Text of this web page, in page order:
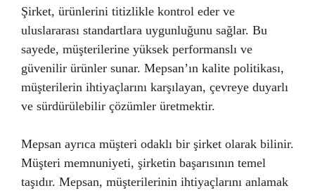
Şirket, ürünlerini titizlikle kontrol eder ve
uluslararası standartlara uygunluğunu sağlar. Bu
sayede, müşterilerine yüksek performanslı ve
güvenilir ürünler sunar. Mepsan’ın kalite politikası,
müşterilerin ihtiyaçlarını karşılayan, çevreye duyarlı
ve sürdürülebilir çözümler üretmektir.
Mepsan ayrıca müşteri odaklı bir şirket olarak bilinir.
Müşteri memnuniyeti, şirketin başarısının temel
taşıdır. Mepsan, müşterilerinin ihtiyaçlarını anlamak